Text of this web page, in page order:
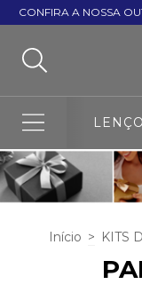
CONFIRA A NOSSA
Início > KITS